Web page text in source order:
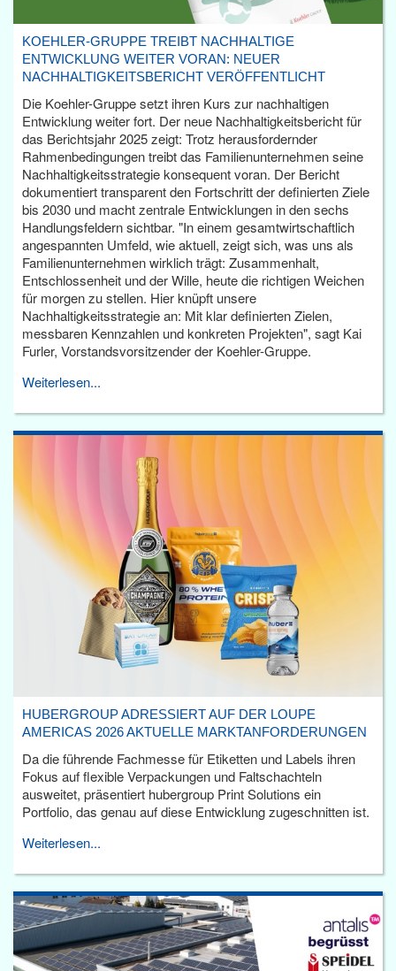
KOEHLER-GRUPPE TREIBT NACHHALTIGE
ENTWICKLUNG WEITER VORAN: NEUER
NACHHALTIGKEITSBERICHT VERÖFFENTLICHT
Die Koehler-Gruppe setzt ihren Kurs zur nachhaltigen
Entwicklung weiter fort. Der neue Nachhaltigkeitsbericht für
das Berichtsjahr 2025 zeigt: Trotz herausfordernder
Rahmenbedingungen treibt das Familienunternehmen seine
Nachhaltigkeitsstrategie konsequent voran. Der Bericht
dokumentiert transparent den Fortschritt der definierten Ziele
bis 2030 und macht zentrale Entwicklungen in den sechs
Handlungsfeldern sichtbar. "In einem gesamtwirtschaftlich
angespannten Umfeld, wie aktuell, zeigt sich, was uns als
Familienunternehmen wirklich trägt: Zusammenhalt,
Entschlossenheit und der Wille, heute die richtigen Weichen
für morgen zu stellen. Hier knüpft unsere
Nachhaltigkeitsstrategie an: Mit klar definierten Zielen,
messbaren Kennzahlen und konkreten Projekten", sagt Kai
Furler, Vorstandsvorsitzender der Koehler-Gruppe.
Weiterlesen...
HUBERGROUP ADRESSIERT AUF DER LOUPE
AMERICAS 2026 AKTUELLE MARKTANFORDERUNGEN
Da die führende Fachmesse für Etiketten und Labels ihren
Fokus auf flexible Verpackungen und Faltschachteln
ausweitet, präsentiert hubergroup Print Solutions ein
Portfolio, das genau auf diese Entwicklung zugeschnitten ist.
Weiterlesen...